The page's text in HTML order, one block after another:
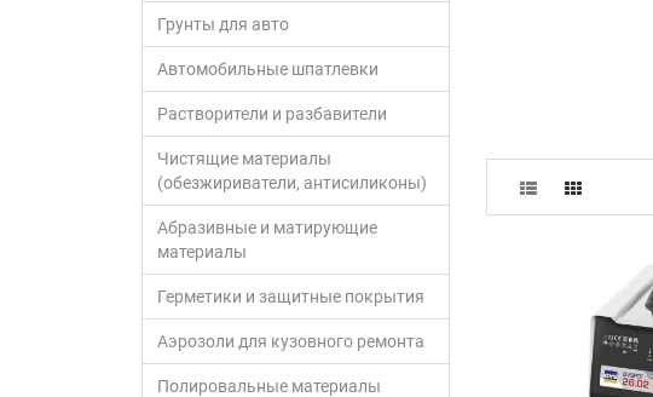
Грунты для авто
Автомобильные шпатлевки
Растворители и разбавители
Чистящие материалы
(обезжириватели, антисиликоны)
Абразивные и матирующие
материалы
Герметики и защитные покрытия
Аэрозоли для кузовного ремонта
Полировальные материалы